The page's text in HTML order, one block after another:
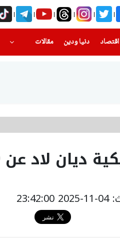
اقتصاد دنيا ودين
(current) مقالات
لاد عن 89 عاما